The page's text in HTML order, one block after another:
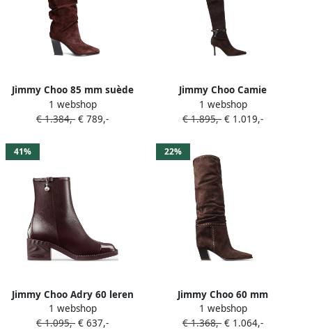
Jimmy Choo 85 mm suède
knielaarzen met vierkante
neus Bruin
1 webshop
€ 1.384,- € 789,-
Jimmy Choo Camie
overknee laarzen Bruin
1 webshop
€ 1.895,- € 1.019,-
41%
Jimmy Choo Adry 60 leren
enkellaarzen Bruin
1 webshop
€ 1.095,- € 637,-
22%
Jimmy Choo 60 mm
kniehoge laarzen Bruin
1 webshop
€ 1.368,- € 1.064,-